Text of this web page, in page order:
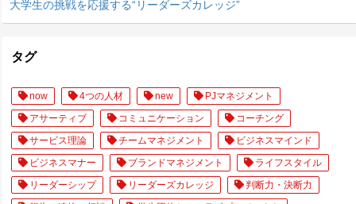
大学生の挑戦を応援する“リーダーズカレッジ”
タグ
now 4つの人材 new
PJマネジメント
アサーティブ
コミュニケーション
コーチング
サービス理論
チームマネジメント
ビジネスマインド
ビジネスマナー
ブランドマネジメント
ライフスタイル
リーダーシップ
リーダーズカレッジ
判断力・決断力